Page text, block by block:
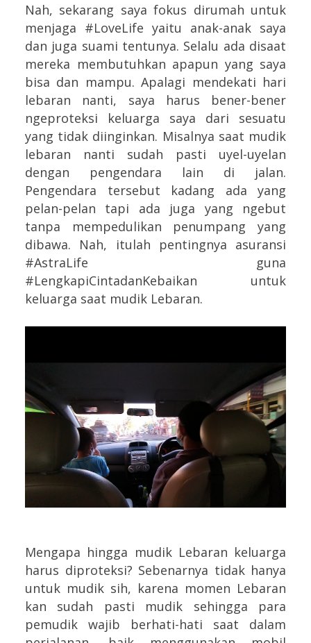
Nah, sekarang saya fokus dirumah untuk
menjaga #LoveLife yaitu anak-anak saya
dan juga suami tentunya. Selalu ada disaat
mereka membutuhkan apapun yang saya
bisa dan mampu. Apalagi mendekati hari
lebaran nanti, saya harus bener-bener
ngeproteksi keluarga saya dari sesuatu
yang tidak diinginkan. Misalnya saat mudik
lebaran nanti sudah pasti uyel-uyelan
dengan pengendara lain di jalan.
Pengendara tersebut kadang ada yang
pelan-pelan tapi ada juga yang ngebut
tanpa mempedulikan penumpang yang
dibawa. Nah, itulah pentingnya asuransi
#AstraLife guna
#LengkapiCintadanKebaikan untuk
keluarga saat mudik Lebaran.
Mengapa hingga mudik Lebaran keluarga
harus diproteksi? Sebenarnya tidak hanya
untuk mudik sih, karena momen Lebaran
kan sudah pasti mudik sehingga para
pemudik wajib berhati-hati saat dalam